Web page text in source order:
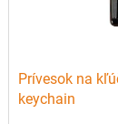
Prívesok na
keychain